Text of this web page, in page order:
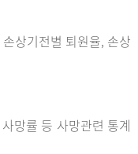
상기전별 퇴원율, 손상
망률 등 사망관련 통계